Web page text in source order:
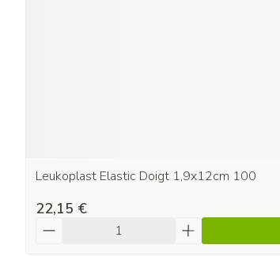
Leukoplast Elastic Doigt 1,9x12cm 100
22,15 €